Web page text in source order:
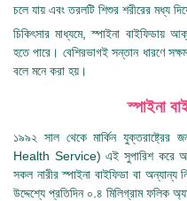
চলে যায় এবং তরলটি শিশুর শরীরের মধ্য
চিকিৎসার মাধ্যমে, স্পাইনা বাইফিডায়
হতে পারে। বেশিরভাগই সন্তান ধারণে
বলে মনে করা হয়।
স্পাইনা
১৯৯২ সাল থেকে মার্কিন
Health Service) এই সুপারিশ করে
সকল নারীর স্পাইনা বাইফিডা বা
উদ্দেশ্যে প্রতিদিন ০.৪ মিলিগ্রাম ফলিক